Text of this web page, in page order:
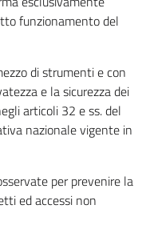
funzionamento del
di strumenti e con
e la sicurezza dei
articoli 32 e ss. del
nazionale vigente in
per prevenire la
ed accessi non